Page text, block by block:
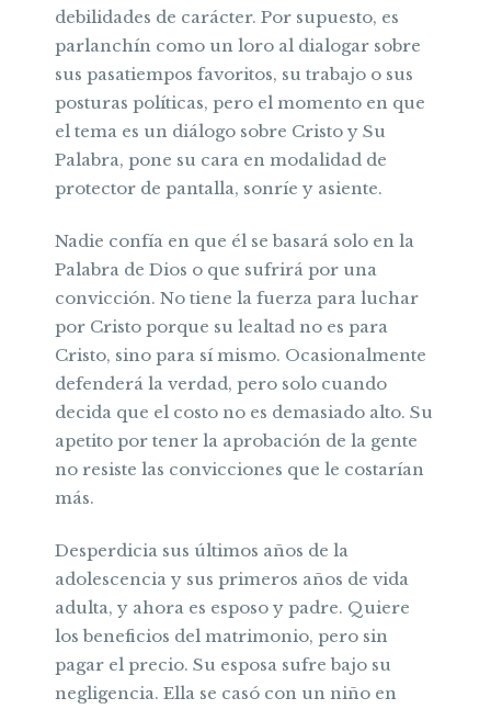
debilidades de carácter. Por supuesto, es
parlanchín como un loro al dialogar sobre
sus pasatiempos favoritos, su trabajo o sus
posturas políticas, pero el momento en que
el tema es un diálogo sobre Cristo y Su
Palabra, pone su cara en modalidad de
protector de pantalla, sonríe y asiente.
Nadie confía en que él se basará solo en la
Palabra de Dios o que sufrirá por una
convicción. No tiene la fuerza para luchar
por Cristo porque su lealtad no es para
Cristo, sino para sí mismo. Ocasionalmente
defenderá la verdad, pero solo cuando
decida que el costo no es demasiado alto. Su
apetito por tener la aprobación de la gente
no resiste las convicciones que le costarían
más.
Desperdicia sus últimos años de la
adolescencia y sus primeros años de vida
adulta, y ahora es esposo y padre. Quiere
los beneficios del matrimonio, pero sin
pagar el precio. Su esposa sufre bajo su
negligencia. Ella se casó con un niño en